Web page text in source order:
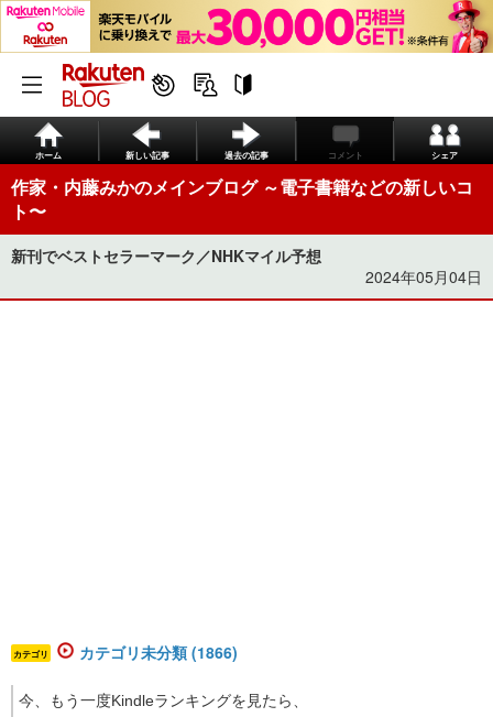
ホーム 新しい記事 過去の記事 コメント シェア
作家・内藤みかのメインブログ ～電子書籍などの新しいコ
ト〜
新刊でベストセラーマーク／NHKマイル予想
2024年05月04日
カテゴリ カテゴリ未分類 (1866)
今、もう一度Kindleランキングを見たら、